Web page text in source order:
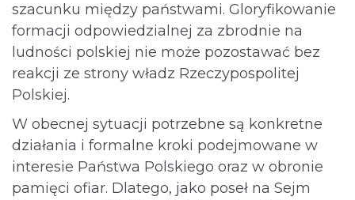
szacunku między państwami. Gloryfikowanie
formacji odpowiedzialnej za zbrodnie na
ludności polskiej nie może pozostawać bez
reakcji ze strony władz Rzeczypospolitej
Polskiej.
W obecnej sytuacji potrzebne są konkretne
działania i formalne kroki podejmowane w
interesie Państwa Polskiego oraz w obronie
pamięci ofiar. Dlatego, jako poseł na Sejm